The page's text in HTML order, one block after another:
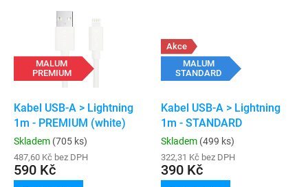
MALUM
PREMIUM
Kabel USB-A > Lightning
1m - PREMIUM (white)
Skladem (705 ks)
487,60 Kč bez DPH
590 Kč
Akce
MALUM
STANDARD
Kabel USB-A > Lightning
1m - STANDARD
Skladem (499 ks)
322,31 Kč bez DPH
390 Kč